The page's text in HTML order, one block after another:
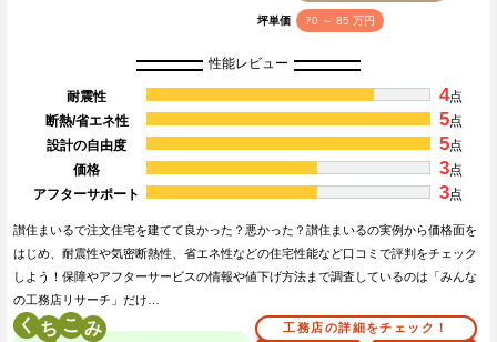
坪単価 70 ～ 85 万円
性能レビュー
耐震性 4点
断熱/省エネ性
5点
設計の自由度
5点
価格
3点
アフターサポート
3点
讃住まいるで注文住宅を建てて良かった？悪かった？讃住まいるの実例から価格面を
はじめ、耐震性や気密断熱性、省エネ性などの住宅性能など口コミで評判をチェック
しよう！保障やアフターサービスの情報や値下げ方法まで調査しているのは「みんな
の工務店リサーチ」だけ…
く こ 工務店の詳細をチェック！